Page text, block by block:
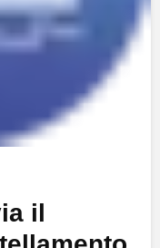
il